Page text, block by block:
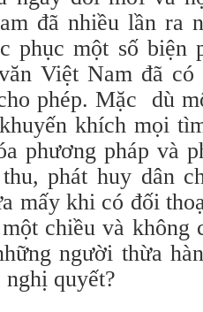
đã nhiều lần ra
phục một số biện
Việt Nam đã
phép. Mặc dù
khích mọi
phương pháp và
phát huy dân
mấy khi có đối
chiều và không
người thừa
quyết?